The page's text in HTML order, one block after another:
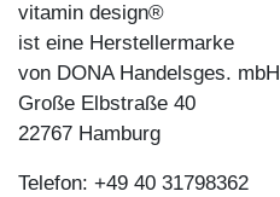
vitamin design®
ist eine Herstellermarke
von DONA Handelsges. mbH
Große Elbstraße 40
22767 Hamburg
Telefon: +49 40 31798362